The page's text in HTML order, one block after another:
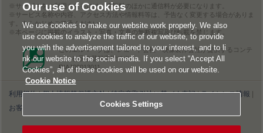
サービスをご利用されるには、情報料のほかに通信料が必要になります。
サービス名称や内容、アクセス方法や情報料等は、予告なく変更する場合がありま
す。あらかじめご了承ください。
本ページに掲載のイラスト・写真・文章の無断複写及び転載を禁じます。
このエルマークは、レコード会社・映像製作会社が提供するコンテ
ンツを示す登録商標です。
RIAJ00013011
利用規約|個人情報等保護方針|特定商取引法に基づく表記|ライセンス情報
お客様情報の外部送信について|Cookies Settings
Our use of Cookies
We use cookies to make our website work properly. We also
use cookies to analyze the traffic of our website, to provide
you with the advertisement tailored to your interest, and to li
nk our website to the social media. If you select “Accept All
Cookies”, all of these cookies will be used on our website.
Cookie Notice
Cookies Settings